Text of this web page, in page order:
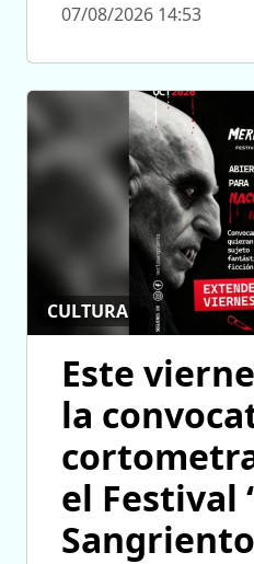
07/08/2026 14:53
CULTURA
Este
la
el Festival